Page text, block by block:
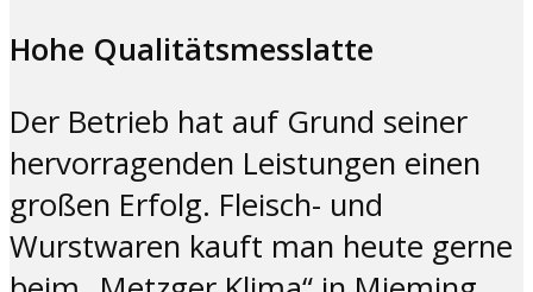
Hohe Qualitätsmesslatte
Der Betrieb hat auf Grund seiner
hervorragenden Leistungen einen
großen Erfolg. Fleisch- und
Wurstwaren kauft man heute gerne